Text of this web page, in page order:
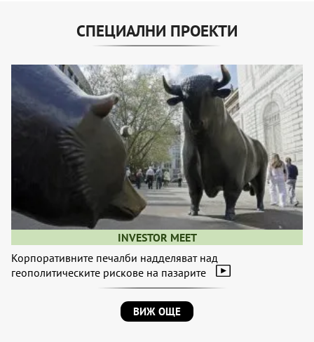
СПЕЦИАЛНИ ПРОЕКТИ
INVESTOR MEET
Корпоративните печалби надделяват над
геополитическите рискове на пазарите
ВИЖ ОЩЕ